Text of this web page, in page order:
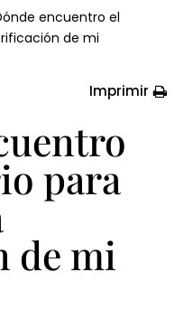
encuentro el
de mi
Imprimir
para
de mi